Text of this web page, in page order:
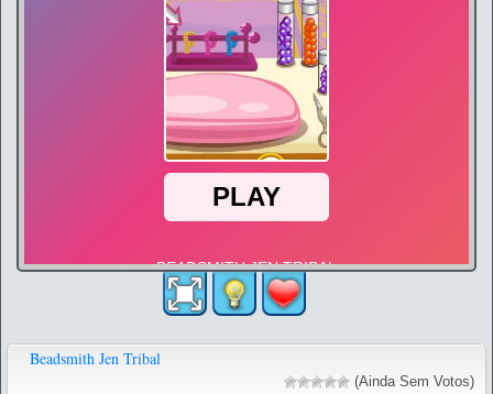
Beadsmith Jen Tribal
(Ainda Sem Votos)